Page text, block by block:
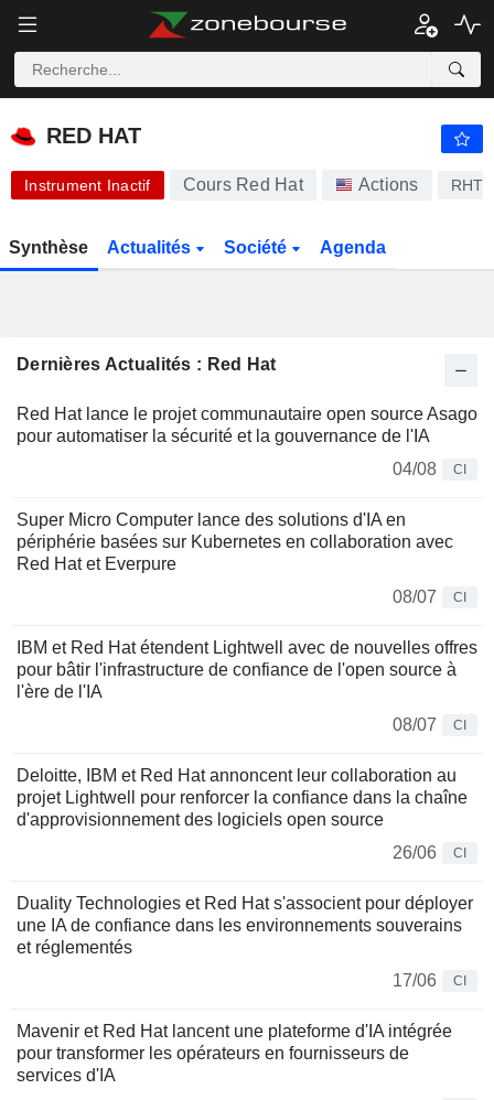
RED HAT - $ -
RED HAT
Instrument Inactif Cours Red Hat Actions RHT
Synthèse Actualités Société Agenda
Dernières Actualités : Red Hat
Red Hat lance le projet communautaire open source Asago
pour automatiser la sécurité et la gouvernance de l'IA
04/08
CI
Super Micro Computer lance des solutions d'IA en
périphérie basées sur Kubernetes en collaboration avec
Red Hat et Everpure
08/07
CI
IBM et Red Hat étendent Lightwell avec de nouvelles offres
pour bâtir l'infrastructure de confiance de l'open source à
l'ère de l'IA
08/07
CI
Deloitte, IBM et Red Hat annoncent leur collaboration au
projet Lightwell pour renforcer la confiance dans la chaîne
d'approvisionnement des logiciels open source
26/06
CI
Duality Technologies et Red Hat s'associent pour déployer
une IA de confiance dans les environnements souverains
et réglementés
17/06
CI
Mavenir et Red Hat lancent une plateforme d'IA intégrée
pour transformer les opérateurs en fournisseurs de
services d'IA